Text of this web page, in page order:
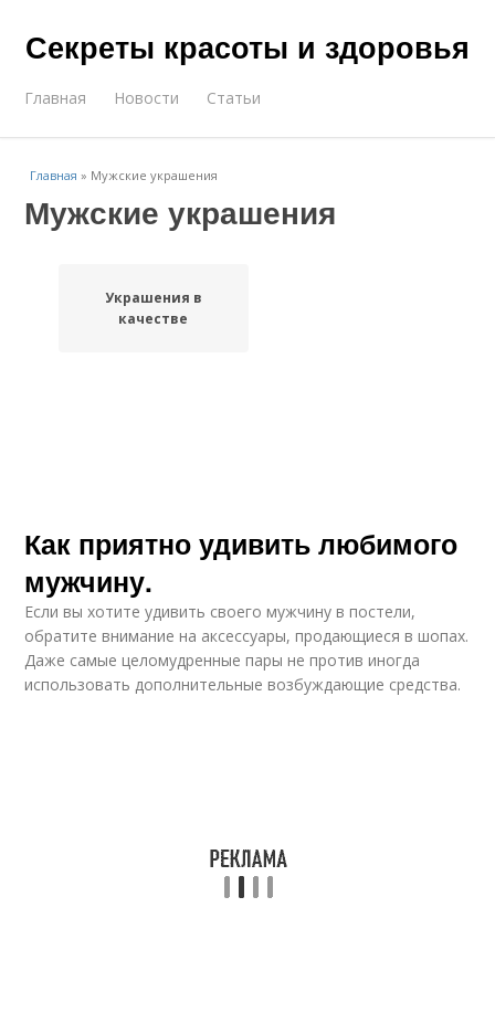
Секреты красоты и здоровья
Главная Новости Статьи
Главная » Мужские украшения
Мужские украшения
Украшения в
качестве
Как приятно удивить любимого
мужчину.
Если вы хотите удивить своего мужчину в постели,
обратите внимание на аксессуары, продающиеся в шопах.
Даже самые целомудренные пары не против иногда
использовать дополнительные возбуждающие средства.